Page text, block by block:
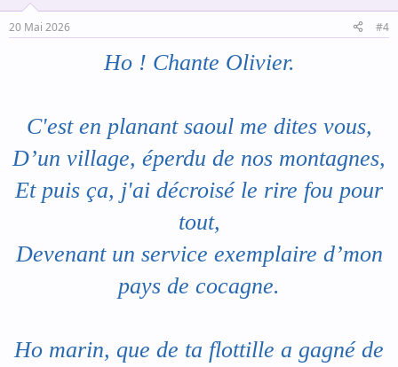
s
20 Mai 2026 #4
Ho ! Chante Olivier.
C'est en planant saoul me dites vous,
D’un village, éperdu de nos montagnes,
Et puis ça, j'ai décroisé le rire fou pour
tout,
Devenant un service exemplaire d’mon
pays de cocagne.
Ho marin, que de ta flottille a gagné de